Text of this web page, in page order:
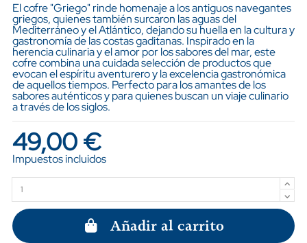
El cofre "Griego" rinde homenaje a los antiguos navegantes
griegos, quienes también surcaron las aguas del
Mediterráneo y el Atlántico, dejando su huella en la cultura y
gastronomía de las costas gaditanas. Inspirado en la
herencia culinaria y el amor por los sabores del mar, este
cofre combina una cuidada selección de productos que
evocan el espíritu aventurero y la excelencia gastronómica
de aquellos tiempos. Perfecto para los amantes de los
sabores auténticos y para quienes buscan un viaje culinario
a través de los siglos.
49,00 €
Impuestos incluidos
Añadir al carrito